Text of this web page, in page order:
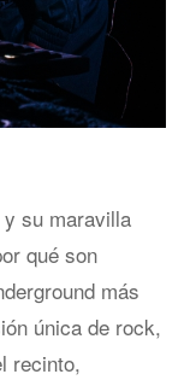
su maravilla
qué son
más
única de rock,
recinto,